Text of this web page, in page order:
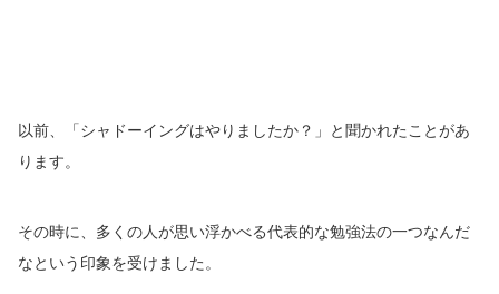
以前、「シャドーイングはやりましたか？」と聞かれたことがあ
ります。
その時に、多くの人が思い浮かべる代表的な勉強法の一つなんだ
なという印象を受けました。